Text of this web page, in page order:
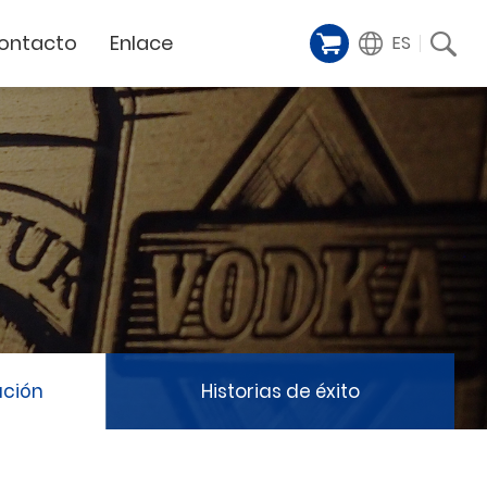
Cortador Láser
Galería de
muestras
Vídeos de
presentación
Historias de éxito
Milestoens
TODAS
Hitos de la empresa
Hito del producto
Noticias / Eventos
distribuidor
Enlace
Financing Service
GCC Web Shop
GCC Club
GCC Distributor Club
ES
Historias de éxito